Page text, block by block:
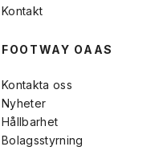
Kontakt
FOOTWAY OAAS
Kontakta oss
Nyheter
Hållbarhet
Bolagsstyrning